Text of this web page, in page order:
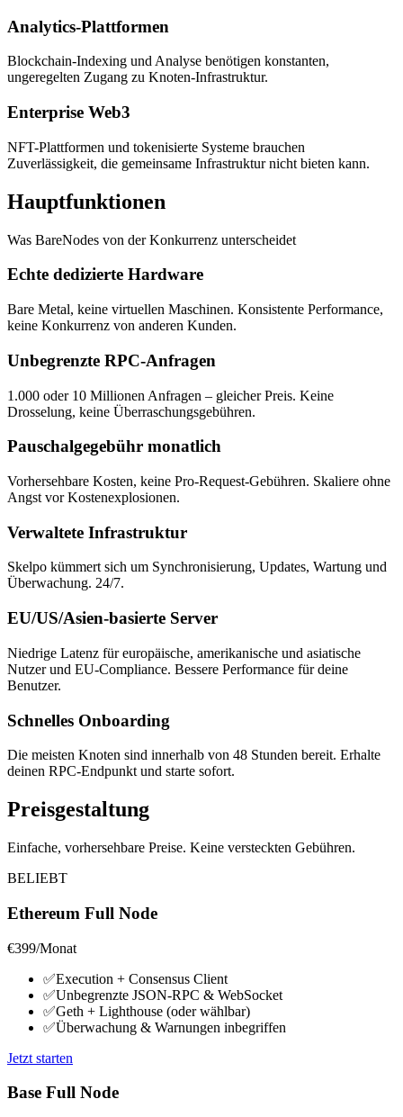
Analytics-Plattformen
Blockchain-Indexing und Analyse benötigen konstanten,
ungeregelten Zugang zu Knoten-Infrastruktur.
Enterprise Web3
NFT-Plattformen und tokenisierte Systeme brauchen
Zuverlässigkeit, die gemeinsame Infrastruktur nicht bieten kann.
Hauptfunktionen
Was BareNodes von der Konkurrenz unterscheidet
Echte dedizierte Hardware
Bare Metal, keine virtuellen Maschinen. Konsistente Performance,
keine Konkurrenz von anderen Kunden.
Unbegrenzte RPC-Anfragen
1.000 oder 10 Millionen Anfragen – gleicher Preis. Keine
Drosselung, keine Überraschungsgebühren.
Pauschalgegebühr monatlich
Vorhersehbare Kosten, keine Pro-Request-Gebühren. Skaliere ohne
Angst vor Kostenexplosionen.
Verwaltete Infrastruktur
Skelpo kümmert sich um Synchronisierung, Updates, Wartung und
Überwachung. 24/7.
EU/US/Asien-basierte Server
Niedrige Latenz für europäische, amerikanische und asiatische
Nutzer und EU-Compliance. Bessere Performance für deine
Benutzer.
Schnelles Onboarding
Die meisten Knoten sind innerhalb von 48 Stunden bereit. Erhalte
deinen RPC-Endpunkt und starte sofort.
Preisgestaltung
Einfache, vorhersehbare Preise. Keine versteckten Gebühren.
BELIEBT
Ethereum Full Node
€399/Monat
✅Execution + Consensus Client
✅Unbegrenzte JSON-RPC & WebSocket
✅Geth + Lighthouse (oder wählbar)
✅Überwachung & Warnungen inbegriffen
Jetzt starten
Base Full Node